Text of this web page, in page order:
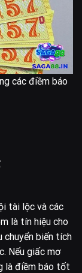
các điềm báo
tài lộc và các
là tín hiệu cho
chuyển biến tích
Nếu giấc mơ
là điềm báo tốt